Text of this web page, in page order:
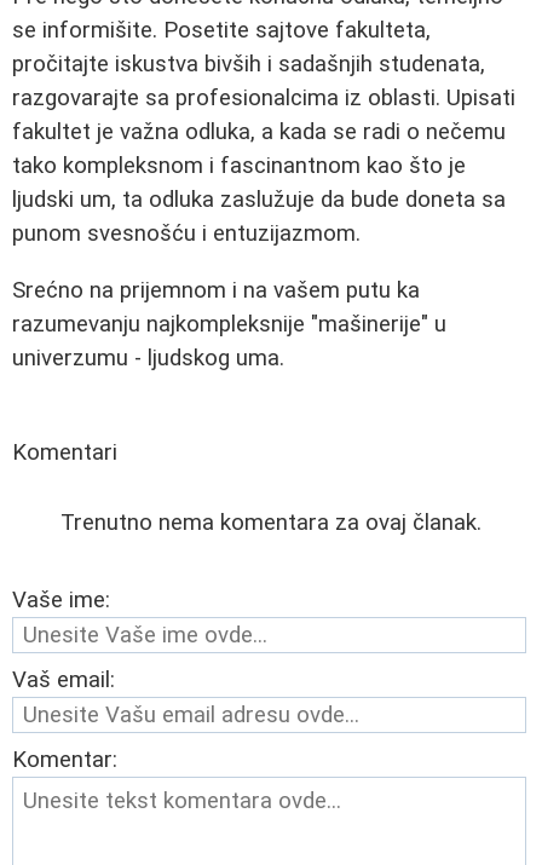
se informišite. Posetite sajtove fakulteta,
pročitajte iskustva bivših i sadašnjih studenata,
razgovarajte sa profesionalcima iz oblasti. Upisati
fakultet je važna odluka, a kada se radi o nečemu
tako kompleksnom i fascinantnom kao što je
ljudski um, ta odluka zaslužuje da bude doneta sa
punom svesnošću i entuzijazmom.
Srećno na prijemnom i na vašem putu ka
razumevanju najkompleksnije "mašinerije" u
univerzumu - ljudskog uma.
Komentari
Trenutno nema komentara za ovaj članak.
Vaše ime:
Vaš email:
Komentar: